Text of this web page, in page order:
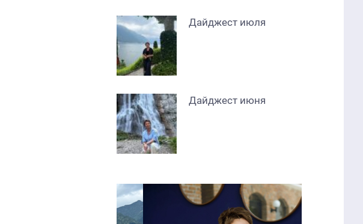
Дайджест июля
Дайджест июня